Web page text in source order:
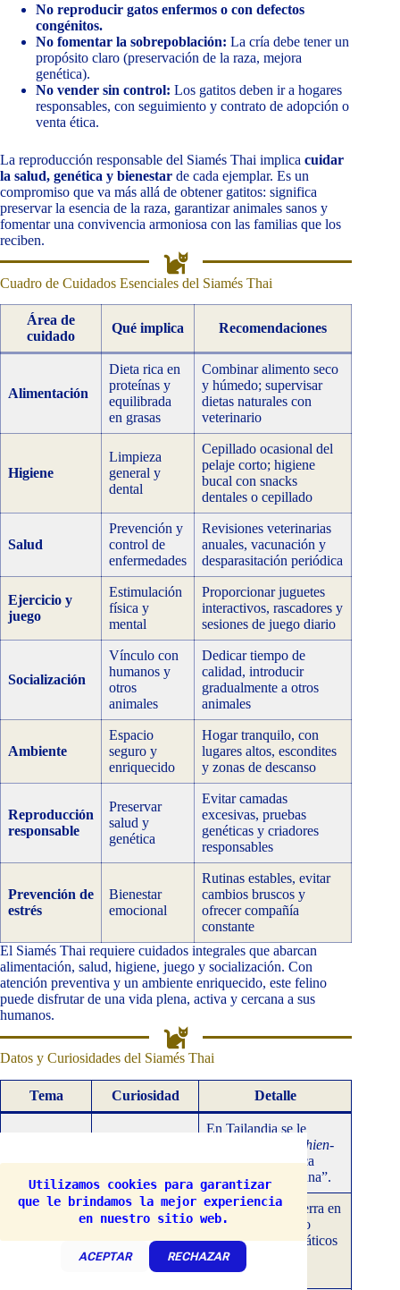
Utilizamos cookies para garantizar
que le brindamos la mejor experiencia
en nuestro sitio web.
ACEPTAR RECHAZAR
No reproducir gatos enfermos o con defectos
congénitos.
No fomentar la sobrepoblación: La cría debe tener un
propósito claro (preservación de la raza, mejora
genética).
No vender sin control: Los gatitos deben ir a hogares
responsables, con seguimiento y contrato de adopción o
venta ética.
La reproducción responsable del Siamés Thai implica cuidar
la salud, genética y bienestar de cada ejemplar. Es un
compromiso que va más allá de obtener gatitos: significa
preservar la esencia de la raza, garantizar animales sanos y
fomentar una convivencia armoniosa con las familias que los
reciben.
Cuadro de Cuidados Esenciales del Siamés Thai
Área de
cuidado
Qué implica Recomendaciones
Alimentación
Dieta rica en
proteínas y
equilibrada
en grasas
Combinar alimento seco
y húmedo; supervisar
dietas naturales con
veterinario
Higiene
Limpieza
general y
dental
Cepillado ocasional del
pelaje corto; higiene
bucal con snacks
dentales o cepillado
Salud
Prevención y
control de
enfermedades
Revisiones veterinarias
anuales, vacunación y
desparasitación periódica
Ejercicio y
juego
Estimulación
física y
mental
Proporcionar juguetes
interactivos, rascadores y
sesiones de juego diario
Socialización
Vínculo con
humanos y
otros
animales
Dedicar tiempo de
calidad, introducir
gradualmente a otros
animales
Ambiente
Espacio
seguro y
enriquecido
Hogar tranquilo, con
lugares altos, escondites
y zonas de descanso
Reproducción
responsable
Preservar
salud y
genética
Evitar camadas
excesivas, pruebas
genéticas y criadores
responsables
Prevención de
estrés
Bienestar
emocional
Rutinas estables, evitar
cambios bruscos y
ofrecer compañía
constante
El Siamés Thai requiere cuidados integrales que abarcan
alimentación, salud, higiene, juego y socialización. Con
atención preventiva y un ambiente enriquecido, este felino
puede disfrutar de una vida plena, activa y cercana a sus
humanos.
Datos y Curiosidades del Siamés Thai
Tema Curiosidad Detalle
original
En Tailandia se le
Wichien-
Maat, que significa
“diamante de la luna”.
Historia
Europa
Llegaron a Inglaterra en
el siglo XIX como
obsequios diplomáticos
y causaron gran
fascinación.